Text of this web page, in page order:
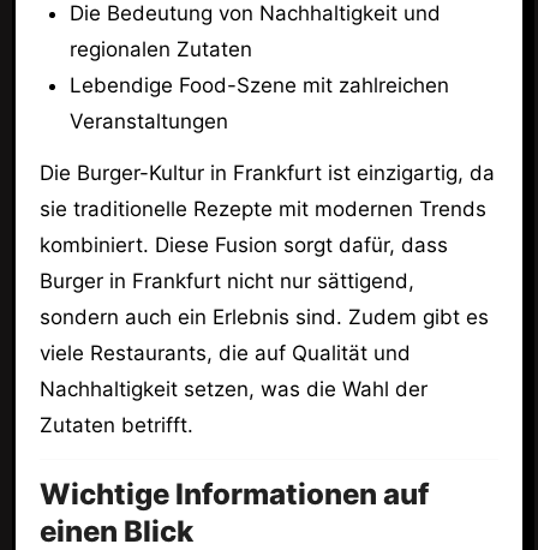
Die Bedeutung von Nachhaltigkeit und
regionalen Zutaten
Lebendige Food-Szene mit zahlreichen
Veranstaltungen
Die Burger-Kultur in Frankfurt ist einzigartig, da
sie traditionelle Rezepte mit modernen Trends
kombiniert. Diese Fusion sorgt dafür, dass
Burger in Frankfurt nicht nur sättigend,
sondern auch ein Erlebnis sind. Zudem gibt es
viele Restaurants, die auf Qualität und
Nachhaltigkeit setzen, was die Wahl der
Zutaten betrifft.
Wichtige Informationen auf
einen Blick